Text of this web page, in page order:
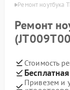
Ремонт ноутбука
Ремонт
Стоимость
Привезем и